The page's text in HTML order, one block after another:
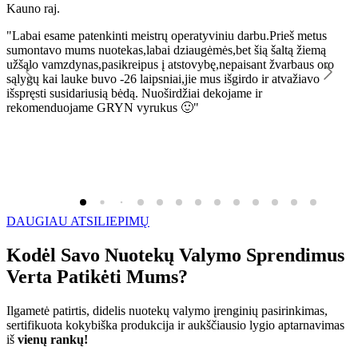
Kauno raj.
"Labai esame patenkinti meistrų operatyviniu darbu.Prieš metus
sumontavo mums nuotekas,labai dziaugėmės,bet šią šaltą žiemą
užšąlo vamzdynas,pasikreipus į atstovybę,nepaisant žvarbaus oro
sąlygų kai lauke buvo -26 laipsniai,jie mus išgirdo ir atvažiavo
išspręsti susidariusią bėdą. Nuoširdžiai dekojame ir
rekomenduojame GRYN vyrukus 🙂"
DAUGIAU ATSILIEPIMŲ
Kodėl Savo Nuotekų Valymo Sprendimus
Verta Patikėti Mums?
Ilgametė patirtis, didelis nuotekų valymo įrenginių pasirinkimas,
sertifikuota kokybiška produkcija ir aukščiausio lygio aptarnavimas
iš vienų rankų!